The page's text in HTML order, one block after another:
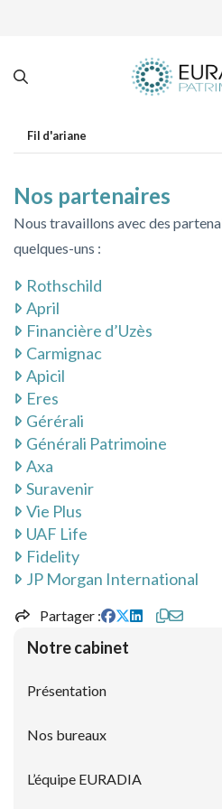
Notre cabinet
Présentation
L’équipe EURADIA
Notre démarche
Nos partenaires
Nos services
La gestion et la transmission
Le Family Office
Le Pôle immobilier
Interprofessionnalité pour la
Les placements financiers
L’assurance-vie
Actus Euradia
Vos Actualités Patrimoine
Actualités
Simulateurs
Fil d'ariane
Nos partenaires
Nous travaillons avec des
quelques-uns :
Rothschild
April
Financière d’Uzès
Carmignac
Apicil
Eres
Gérérali
Générali Patrimoine
Axa
Suravenir
Vie Plus
UAF Life
Fidelity
JP Morgan International
Partager
Notre cabinet
Présentation
Nos bureaux
L’équipe EURADIA